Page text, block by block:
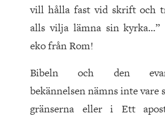
vill hålla fast vid skrift och
alls vilja lämna sin kyrka…”
eko från Rom!
Bibeln och den
bekännelsen nämns inte vare
gränserna eller i Ett